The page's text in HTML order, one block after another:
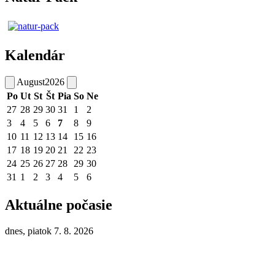
Kalendár
August2026
Po Ut St Št Pia So Ne
27 28 29 30 31 1
2
3
4 5 6 7 8
9
10 11 12 13 14 15 16
17 18 19 20 21 22 23
24 25 26 27 28 29 30
31 1 2 3 4 5 6
Aktuálne počasie
dnes, piatok 7. 8. 2026